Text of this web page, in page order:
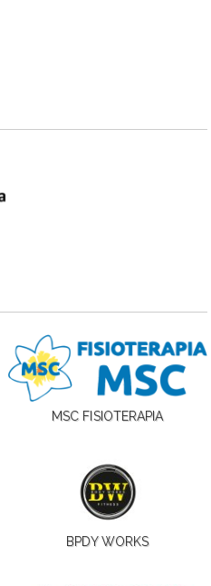
MSC FISIOTERAPIA
BPDY WORKS